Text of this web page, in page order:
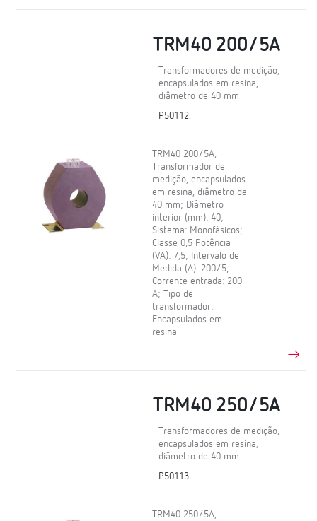
TRM40 200/5A
Transformadores de medição,
encapsulados em resina,
diâmetro de 40 mm
P50112.
TRM40 200/5A,
Transformador de
medição, encapsulados
em resina, diâmetro de
40 mm; Diâmetro
interior (mm): 40;
Sistema: Monofásicos;
Classe 0,5 Potência
(VA): 7,5; Intervalo de
Medida (A): 200/5;
Corrente entrada: 200
A; Tipo de
transformador:
Encapsulados em
resina
TRM40 250/5A
Transformadores de medição,
encapsulados em resina,
diâmetro de 40 mm
P50113.
TRM40 250/5A,